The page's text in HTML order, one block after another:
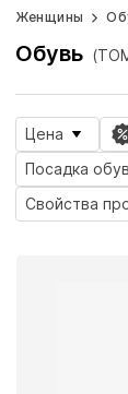
Женщины
Обувь
Цена
Посадка
Свойства